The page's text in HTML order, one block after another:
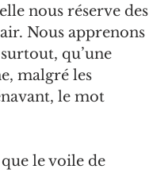
nous réserve des
Nous apprenons
qu’une
malgré les
le mot
le voile de